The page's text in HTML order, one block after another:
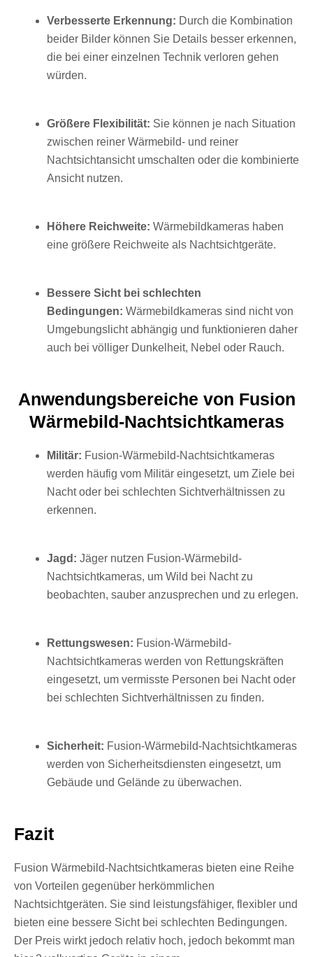
Verbesserte Erkennung: Durch die Kombination
beider Bilder können Sie Details besser erkennen,
die bei einer einzelnen Technik verloren gehen
würden.
Größere Flexibilität: Sie können je nach Situation
zwischen reiner Wärmebild- und reiner
Nachtsichtansicht umschalten oder die kombinierte
Ansicht nutzen.
Höhere Reichweite: Wärmebildkameras haben
eine größere Reichweite als Nachtsichtgeräte.
Bessere Sicht bei schlechten
Bedingungen: Wärmebildkameras sind nicht von
Umgebungslicht abhängig und funktionieren daher
auch bei völliger Dunkelheit, Nebel oder Rauch.
Anwendungsbereiche von Fusion
Wärmebild-Nachtsichtkameras
Militär: Fusion-Wärmebild-Nachtsichtkameras
werden häufig vom Militär eingesetzt, um Ziele bei
Nacht oder bei schlechten Sichtverhältnissen zu
erkennen.
Jagd: Jäger nutzen Fusion-Wärmebild-
Nachtsichtkameras, um Wild bei Nacht zu
beobachten, sauber anzusprechen und zu erlegen.
Rettungswesen: Fusion-Wärmebild-
Nachtsichtkameras werden von Rettungskräften
eingesetzt, um vermisste Personen bei Nacht oder
bei schlechten Sichtverhältnissen zu finden.
Sicherheit: Fusion-Wärmebild-Nachtsichtkameras
werden von Sicherheitsdiensten eingesetzt, um
Gebäude und Gelände zu überwachen.
Fazit
Fusion Wärmebild-Nachtsichtkameras bieten eine Reihe
von Vorteilen gegenüber herkömmlichen
Nachtsichtgeräten. Sie sind leistungsfähiger, flexibler und
bieten eine bessere Sicht bei schlechten Bedingungen.
Der Preis wirkt jedoch relativ hoch, jedoch bekommt man